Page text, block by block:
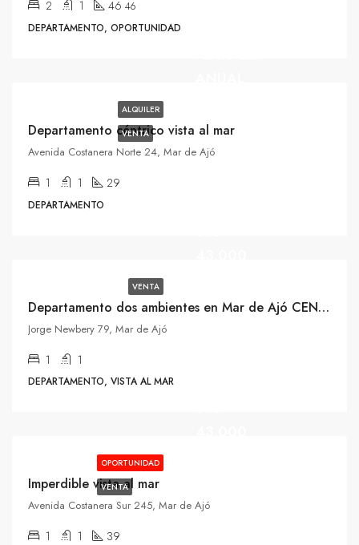
2 1 46 46
DEPARTAMENTO, OPORTUNIDAD
ALQUILER
VENTA
Departamento céntrico vista al mar
Avenida Costanera Norte 24, Mar de Ajó
1 1 29
DEPARTAMENTO
VENTA
Departamento dos ambientes en Mar de Ajó CENTRO
Jorge Newbery 79, Mar de Ajó
1 1
DEPARTAMENTO, VISTA AL MAR
OPORTUNIDAD
VENTA
Imperdible vista al mar
Avenida Costanera Sur 245, Mar de Ajó
1 1 39